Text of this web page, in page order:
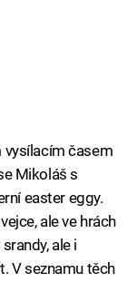
vysílacím časem
Mikoláš s
easter eggy.
ale ve hrách
ale i
V seznamu těch